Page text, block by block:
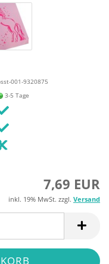
001-9320875
3-5 Tage
7,69 EUR
inkl. 19% MwSt. zzgl. Versand